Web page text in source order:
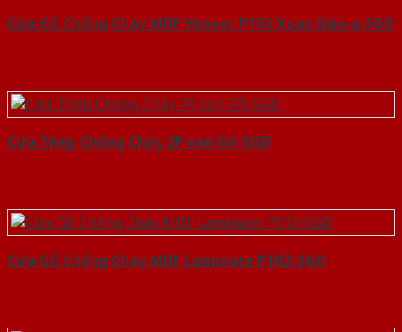
Cửa Gỗ Chống Cháy MDF Veneer P1R5 Xoan Đào-a-SGD
Cửa Thép Chống Cháy 2P van Gỗ-SGD
Cửa Gỗ Chống Cháy MDF Laminate P1R2-SGD